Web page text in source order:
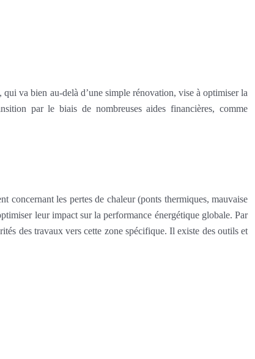
va bien au-delà d’une simple rénovation, vise à optimiser la
par le biais de nombreuses aides financières, comme
les pertes de chaleur (ponts thermiques, mauvaise
leur impact sur la performance énergétique globale. Par
des travaux vers cette zone spécifique. Il existe des outils et